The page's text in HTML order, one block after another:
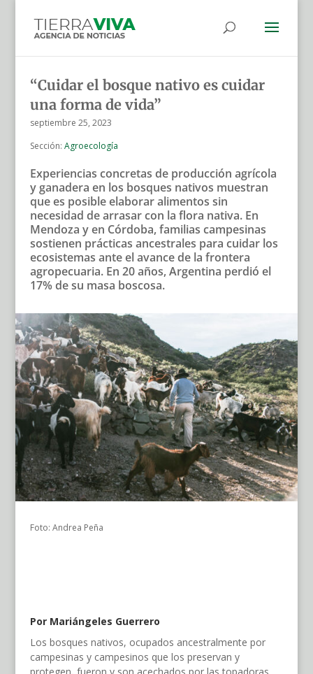
“Cuidar el bosque nativo es cuidar
una forma de vida”
septiembre 25, 2023
Sección: Agroecología
Experiencias concretas de producción agrícola
y ganadera en los bosques nativos muestran
que es posible elaborar alimentos sin
necesidad de arrasar con la flora nativa. En
Mendoza y en Córdoba, familias campesinas
sostienen prácticas ancestrales para cuidar los
ecosistemas ante el avance de la frontera
agropecuaria. En 20 años, Argentina perdió el
17% de su masa boscosa.
Foto: Andrea Peña
Por Mariángeles Guerrero
Los bosques nativos, ocupados ancestralmente por
campesinas y campesinos que los preservan y